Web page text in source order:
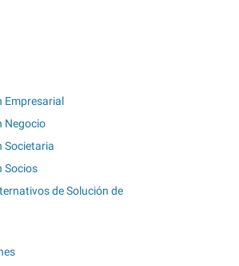
Empresarial
Negocio
Societaria
Socios
de Solución de